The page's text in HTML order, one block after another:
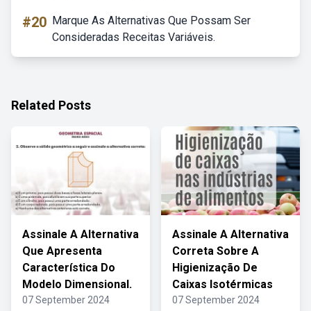
#20 Marque As Alternativas Que Possam Ser
Consideradas Receitas Variáveis.
Related Posts
Assinale A Alternativa
Que Apresenta
Característica Do
Modelo Dimensional.
07 September 2024
Assinale A Alternativa
Correta Sobre A
Higienização De
Caixas Isotérmicas
07 September 2024